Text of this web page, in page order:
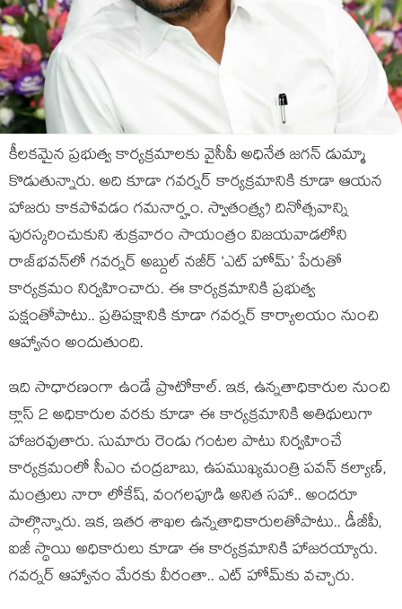
కీల‌క‌మైన ప్ర‌భుత్వ కార్య‌క్ర‌మాల‌కు వైసీపీ అధినేత జ‌గ‌న్ డుమ్మా
కొడుతున్నారు. అది కూడా గ‌వ‌ర్న‌ర్ కార్య‌క్ర‌మానికి కూడా ఆయ‌న
హాజరు కాక‌పోవ‌డం గ‌మ‌నార్హం. స్వాతంత్య్ర దినోత్స‌వాన్ని
పుర‌స్క‌రించుకుని శుక్ర‌వారం సాయంత్రం విజ‌య‌వాడ‌లోని
రాజ్‌భ‌వ‌న్‌లో గ‌వ‌ర్న‌ర్ అబ్దుల్ న‌జీర్ ‘ఎట్ హోమ్‌’ పేరుతో
కార్య‌క్ర‌మం నిర్వ‌హించారు. ఈ కార్య‌క్ర‌మానికి ప్ర‌భుత్వ
ప‌క్షంతోపాటు.. ప్ర‌తిప‌క్షానికి కూడా గ‌వ‌ర్న‌ర్ కార్యాల‌యం నుంచి
ఆహ్వానం అందుతుంది.
ఇది సాధార‌ణంగా ఉండే ప్రొటోకాల్‌. ఇక‌, ఉన్న‌తాధికారుల నుంచి
క్లాస్ 2 అధికారుల వ‌ర‌కు కూడా ఈ కార్య‌క్ర‌మానికి అతిథులుగా
హాజ‌ర‌వుతారు. సుమారు రెండు గంట‌ల పాటు నిర్వ‌హించే
కార్య‌క్ర‌మంలో సీఎం చంద్ర‌బాబు, ఉప‌ముఖ్య‌మంత్రి ప‌వ‌న్ క‌ల్యాణ్‌,
మంత్రులు నారా లోకేష్, వంగ‌ల‌పూడి అనిత స‌హా.. అంద‌రూ
పాల్గొన్నారు. ఇక‌, ఇత‌ర శాఖల ఉన్న‌తాధికారులతోపాటు.. డీజీపీ,
ఐజీ స్థాయి అధికారులు కూడా ఈ కార్య‌క్ర‌మానికి హాజ‌ర‌య్యారు.
గ‌వ‌ర్న‌ర్ ఆహ్వానం మేర‌కు వీరంతా.. ఎట్ హోమ్‌కు వ‌చ్చారు.